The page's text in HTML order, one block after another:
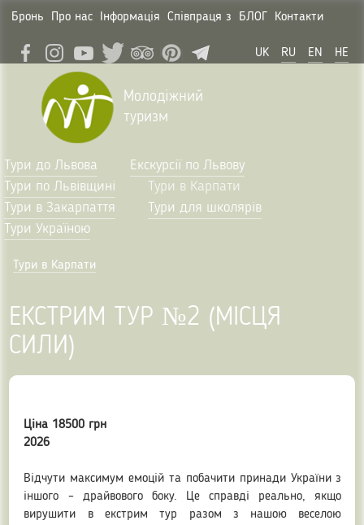
Бронь Про нас Інформація Співпраця з БЛОГ Контакти
UK RU EN HE
Молодіжний
туризм
Тури до Львова
Екскурсії по Львову
Тури по Львівщині
Тури в Карпати
Тури в Закарпаття
Тури для школярів
Тури Україною
Тури в Карпати
ЕКСТРИМ ТУР №2 (МІСЦЯ
СИЛИ)
Ціна 18500 грн
2026
Відчути максимум емоцій та побачити принади України з
іншого – драйвового боку. Це справді реально, якщо
вирушити в екстрим тур разом з нашою веселою